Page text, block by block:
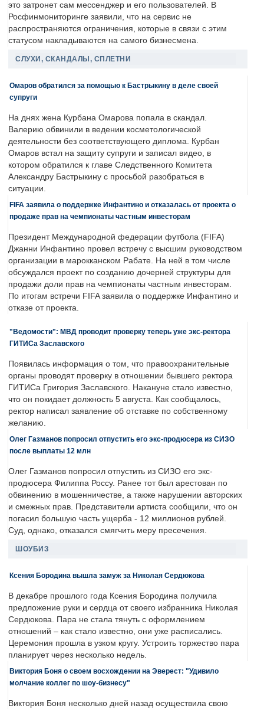
это затронет сам мессенджер и его пользователей. В
Росфинмониторинге заявили, что на сервис не
распространяются ограничения, которые в связи с этим
статусом накладываются на самого бизнесмена.
СЛУХИ, СКАНДАЛЫ, СПЛЕТНИ
Омаров обратился за помощью к Бастрыкину в деле своей
супруги
На днях жена Курбана Омарова попала в скандал.
Валерию обвинили в ведении косметологической
деятельности без соответствующего диплома. Курбан
Омаров встал на защиту супруги и записал видео, в
котором обратился к главе Следственного Комитета
Александру Бастрыкину с просьбой разобраться в
ситуации.
FIFA заявила о поддержке Инфантино и отказалась от проекта о
продаже прав на чемпионаты частным инвесторам
Президент Международной федерации футбола (FIFA)
Джанни Инфантино провел встречу с высшим руководством
организации в марокканском Рабате. На ней в том числе
обсуждался проект по созданию дочерней структуры для
продажи доли прав на чемпионаты частным инвесторам.
По итогам встречи FIFA заявила о поддержке Инфантино и
отказе от проекта.
"Ведомости": МВД проводит проверку теперь уже экс-ректора
ГИТИСа Заславского
Появилась информация о том, что правоохранительные
органы проводят проверку в отношении бывшего ректора
ГИТИСа Григория Заславского. Накануне стало известно,
что он покидает должность 5 августа. Как сообщалось,
ректор написал заявление об отставке по собственному
желанию.
Олег Газманов попросил отпустить его экс-продюсера из СИЗО
после выплаты 12 млн
Олег Газманов попросил отпустить из СИЗО его экс-
продюсера Филиппа Россу. Ранее тот был арестован по
обвинению в мошенничестве, а также нарушении авторских
и смежных прав. Представители артиста сообщили, что он
погасил большую часть ущерба - 12 миллионов рублей.
Суд, однако, отказался смягчить меру пресечения.
ШОУБИЗ
Ксения Бородина вышла замуж за Николая Сердюкова
В декабре прошлого года Ксения Бородина получила
предложение руки и сердца от своего избранника Николая
Сердюкова. Пара не стала тянуть с оформлением
отношений – как стало известно, они уже расписались.
Церемония прошла в узком кругу. Устроить торжество пара
планирует через несколько недель.
Виктория Боня о своем восхождении на Эверест: "Удивило
молчание коллег по шоу-бизнесу"
Виктория Боня несколько дней назад осуществила свою